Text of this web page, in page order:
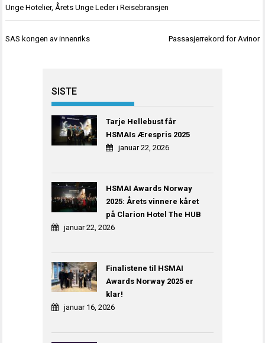
Unge Hotelier,Årets Unge Leder i Reisebransjen
Innleggsnavigasjon
SAS kongen av innenriks Passasjerrekord for Avinor
SISTE
Tarje Hellebust får
HSMAIs Ærespris 2025
januar 22, 2026
HSMAI Awards Norway
2025: Årets vinnere kåret
på Clarion Hotel The HUB
januar 22, 2026
Finalistene til HSMAI
Awards Norway 2025 er
klar!
januar 16, 2026